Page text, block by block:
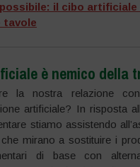
il cibo
tavole
è nemico della
la nostra relazione
artificiale? In risposta
stiamo assistendo
mirano a sostituire i
di base con